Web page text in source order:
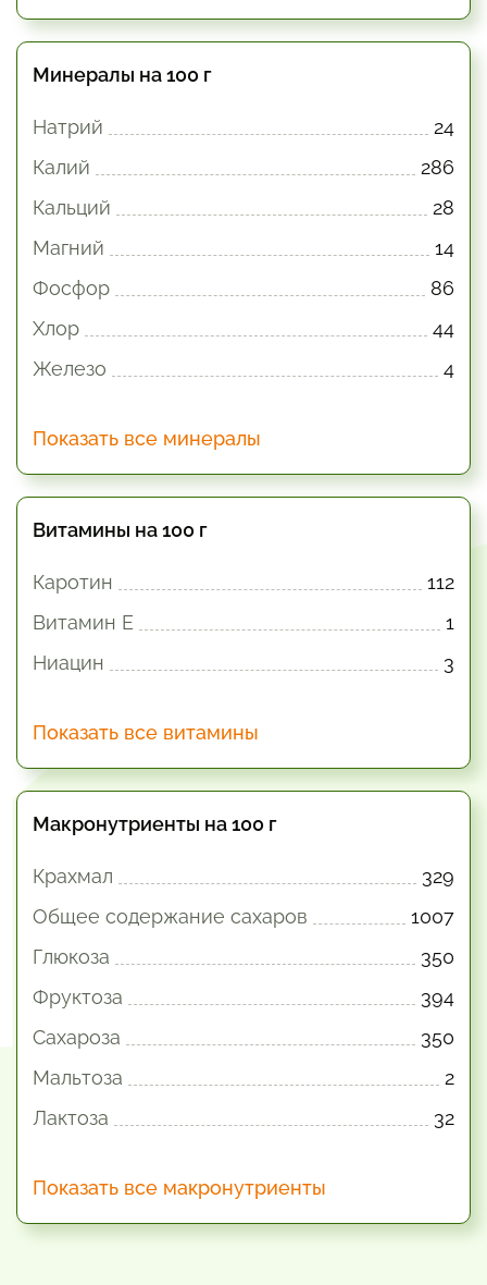
Минералы на 100 г
Натрий
24
Калий
286
Кальций
28
Магний
14
Фосфор
86
Хлор
44
Железо
4
Показать все минералы
Витамины на 100 г
Каротин
112
Витамин E
1
Ниацин
3
Показать все витамины
Макронутриенты на 100 г
Крахмал
329
Общее содержание сахаров
1007
Глюкоза
350
Фруктоза
394
Сахароза
350
Мальтоза
2
Лактоза
32
Показать все макронутриенты